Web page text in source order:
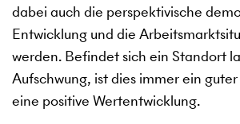
dabei auch die perspektivische
Entwicklung und die
werden. Befindet sich ein Standort
Aufschwung, ist dies immer ein
eine positive Wertentwicklung.